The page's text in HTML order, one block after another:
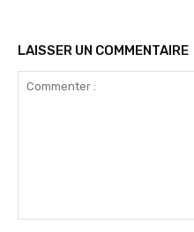
LAISSER UN COMMENTAIRE